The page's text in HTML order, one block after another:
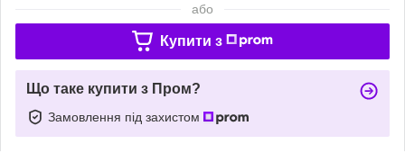
або
Купити з
Що таке купити з Пром?
Замовлення під захистом